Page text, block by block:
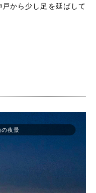
から少し足を延ばして
夜景